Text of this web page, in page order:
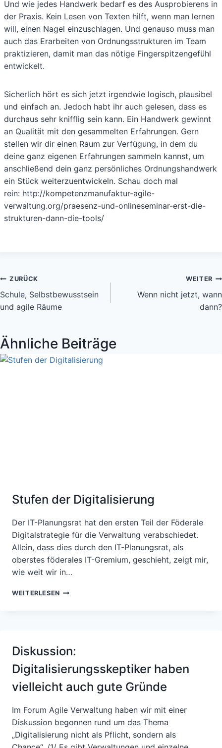
Und wie jedes Handwerk bedarf es des Ausprobierens in
der Praxis. Kein Lesen von Texten hilft, wenn man lernen
will, einen Nagel einzuschlagen. Und genauso muss man
auch das Erarbeiten von Ordnungsstrukturen im Team
praktizieren, damit man das nötige Fingerspitzengefühl
entwickelt.
Sicherlich hört es sich jetzt irgendwie logisch, plausibel
und einfach an. Jedoch habt ihr auch gelesen, dass es
durchaus sehr knifflig sein kann. Ein Handwerk gewinnt
an Qualität mit den gesammelten Erfahrungen. Gern
stellen wir dir einen Raum zur Verfügung, in dem du
deine ganz eigenen Erfahrungen sammeln kannst, um
anschließend dein ganz persönliches Ordnungshandwerk
ein Stück weiterzuentwickeln. Schau doch mal
rein: http://kompetenzmanufaktur-agile-
verwaltung.org/praesenz-und-onlineseminar-erst-die-
strukturen-dann-die-tools/
Beitragsnavigation
ZURÜCK
Schule, Selbstbewusstsein
und agile Räume
WEITER
Wenn nicht jetzt, wann
dann?
Ähnliche Beiträge
Stufen der Digitalisierung
Der IT-Planungsrat hat den ersten Teil der Föderale
Digitalstrategie für die Verwaltung verabschiedet.
Allein, dass dies durch den IT-Planungsrat, als
oberstes föderales IT-Gremium, geschieht, zeigt mir,
wie weit wir in…
WEITERLESEN STUFEN
Diskussion:
Digitalisierungsskeptiker haben
vielleicht auch gute Gründe
Im Forum Agile Verwaltung haben wir mit einer
Diskussion begonnen rund um das Thema
„Digitalisierung nicht als Pflicht, sondern als